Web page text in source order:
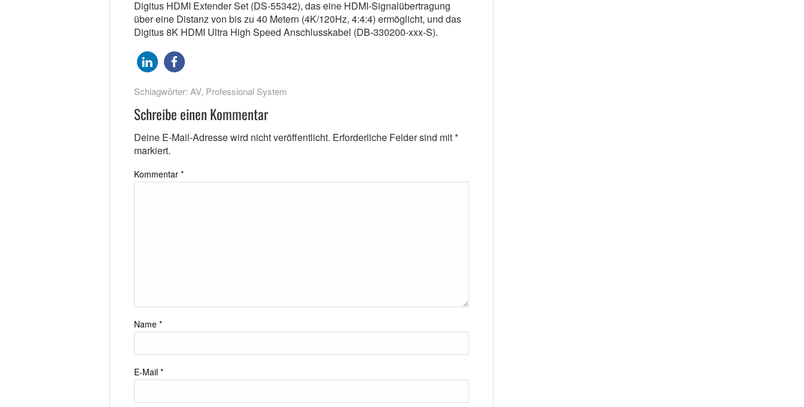
Digitus HDMI Extender Set (DS-55342), das eine HDMI-Signalübertragung
über eine Distanz von bis zu 40 Metern (4K/120Hz, 4:4:4) ermöglicht, und das
Digitus 8K HDMI Ultra High Speed Anschlusskabel (DB-330200-xxx-S).
Schlagwörter: AV, Professional System
Schreibe einen Kommentar
Deine E-Mail-Adresse wird nicht veröffentlicht. Erforderliche Felder sind mit*
markiert.
Kommentar *
Name *
E-Mail *